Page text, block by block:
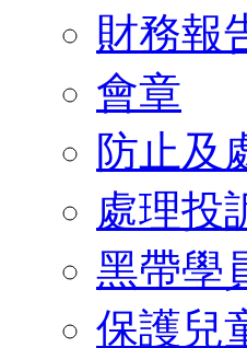
財務報
會章
防止及
處理投
黑帶學
保護兒